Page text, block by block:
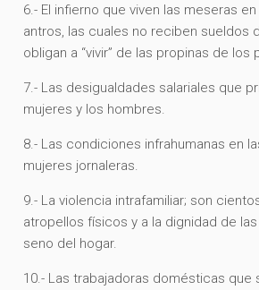
6.- El infierno que viven las meseras
antros, las cuales no reciben sueldos
obligan a “vivir” de las propinas de los
7.- Las desigualdades salariales que
mujeres y los hombres.
8.- Las condiciones infrahumanas en
mujeres jornaleras.
9.- La violencia intrafamiliar; son
atropellos físicos y a la dignidad de
seno del hogar.
10.- Las trabajadoras domésticas que